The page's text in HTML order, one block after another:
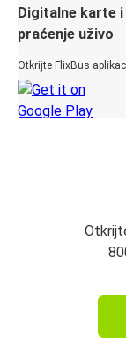
Digitalne karte i
praćenje uživo
Otkrijte FlixBus